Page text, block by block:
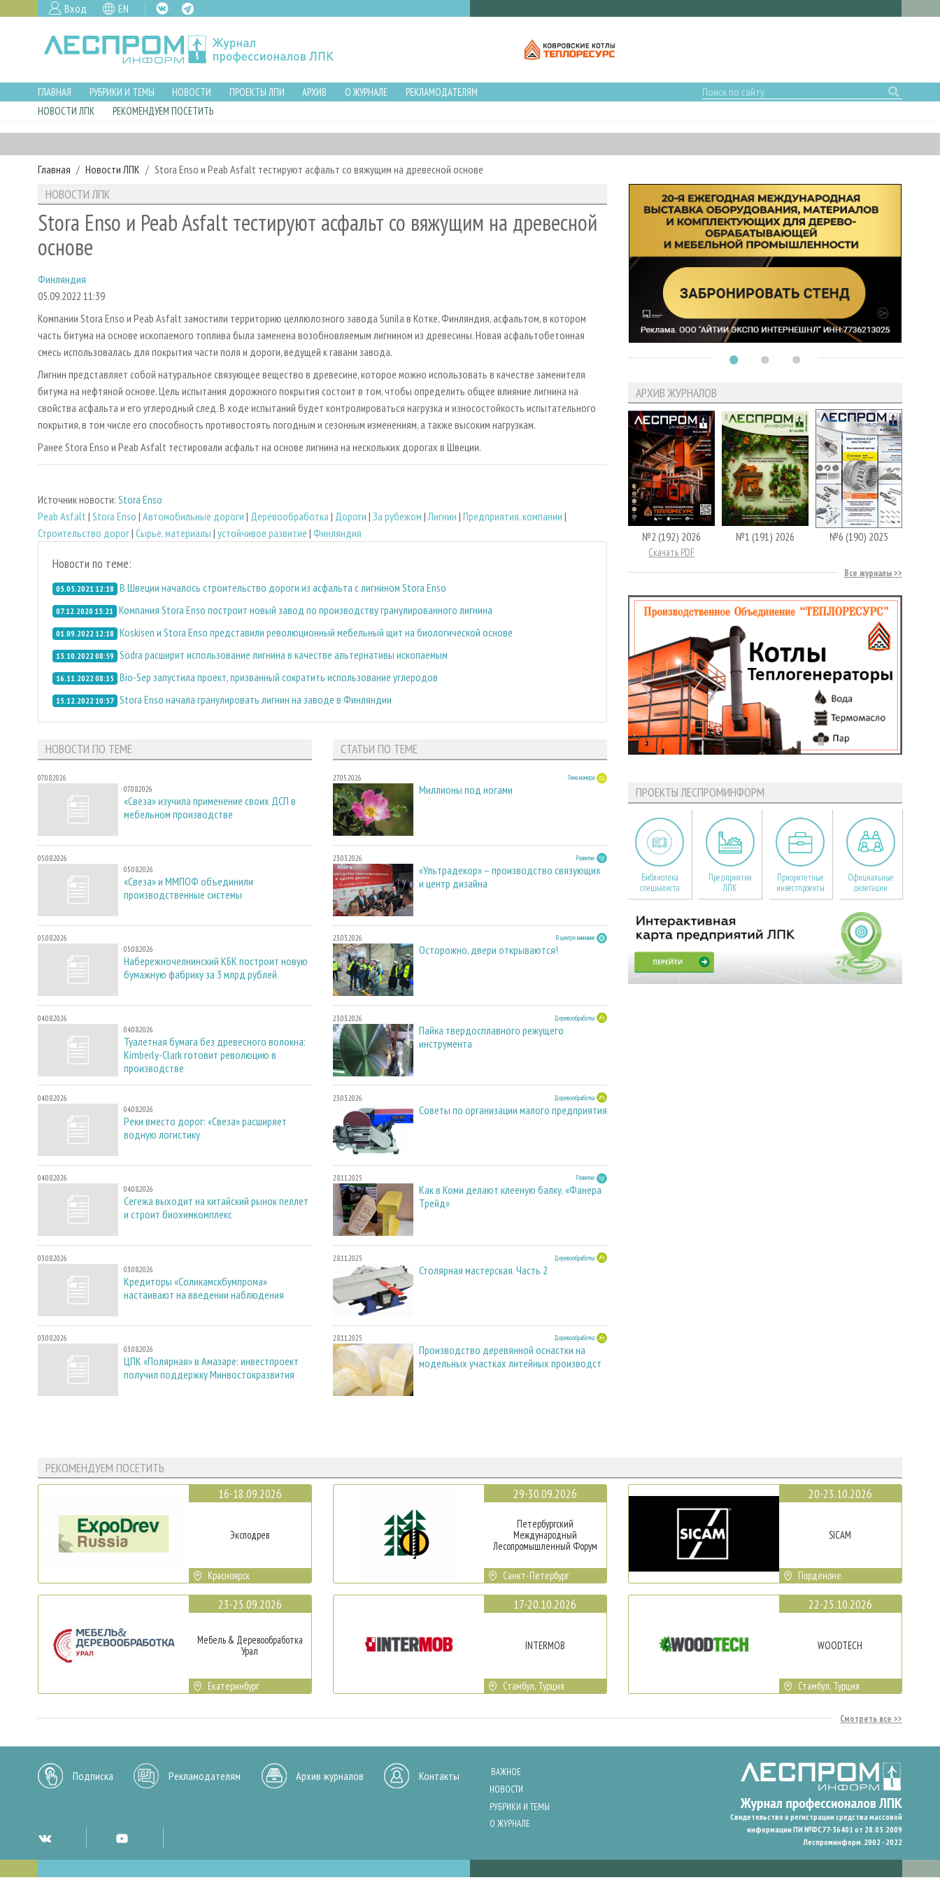
Вход EN
ГЛАВНАЯ РУБРИКИ И ТЕМЫ НОВОСТИ ПРОЕКТЫ ЛПИ АРХИВ О ЖУРНАЛЕ
РЕКЛАМОДАТЕЛЯМ
НОВОСТИ ЛПК
РЕКОМЕНДУЕМ ПОСЕТИТЬ
Главная Новости ЛПК Stora Enso и Peab Asfalt тестируют асфальт со вяжущим на древесной основе
НОВОСТИ ЛПК
Stora Enso и Peab Asfalt тестируют асфальт со вяжущим на древесной
основе
Финляндия
05.09.2022 11:39
Компании Stora Enso и Peab Asfalt замостили территорию целлюлозного завода Sunila в Котке, Финляндия, асфальтом, в котором
часть битума на основе ископаемого топлива была заменена возобновляемым лигнином из древесины. Новая асфальтобетонная
смесь использовалась для покрытия части поля и дороги, ведущей к гавани завода.
Лигнин представляет собой натуральное связующее вещество в древесине, которое можно использовать в качестве заменителя
битума на нефтяной основе. Цель испытания дорожного покрытия состоит в том, чтобы определить общее влияние лигнина на
свойства асфальта и его углеродный след. В ходе испытаний будет контролироваться нагрузка и износостойкость испытательного
покрытия, в том числе его способность противостоять погодным и сезонным изменениям, а также высоким нагрузкам.
Ранее Stora Enso и Peab Asfalt тестировали асфальт на основе лигнина на нескольких дорогах в Швеции.
Источник новости: Stora Enso
Peab Asfalt | Stora Enso | Автомобильные дороги | Деревообработка | Дороги | За рубежом | Лигнин | Предприятия, компании |
Строительство дорог| Сырье, материалы | устойчивое развитие | Финляндия
Новости по теме:
05.05.2021 12:18 В Швеции началось строительство дороги из асфальта с лигнином Stora Enso
07.12.2020 13:21 Компания Stora Enso построит новый завод по производству гранулированного лигнина
01.09.2022 12:18 Koskisen и Stora Enso представили революционный мебельный щит на биологической основе
13.10.2022 08:59 Södra расширит использование лигнина в качестве альтернативы ископаемым
16.11.2022 08:15 Bio-Sep запустила проект, призванный сократить использование углеродов
15.12.2022 10:57 Stora Enso начала гранулировать лигнин на заводе в Финляндии
НОВОСТИ ПО ТЕМЕ
07.08.2026
07.08.2026
«Свеза» изучила применение своих ДСП в
мебельном производстве
05.08.2026
05.08.2026
«Свеза» и ММПОФ объединили
производственные системы
05.08.2026
05.08.2026
Набережночелнинский КБК построит новую
бумажную фабрику за 3 млрд рублей
04.08.2026
04.08.2026
Туалетная бумага без древесного волокна:
Kimberly-Clark готовит революцию в
производстве
04.08.2026
04.08.2026
Реки вместо дорог: «Свеза» расширяет
водную логистику
04.08.2026
04.08.2026
Сегежа выходит на китайский рынок пеллет
и строит биохимкомплекс
03.08.2026
03.08.2026
Кредиторы «Соликамскбумпрома»
настаивают на введении наблюдения
03.08.2026
03.08.2026
ЦПК «Полярная» в Амазаре: инвестпроект
получил поддержку Минвостокразвития
СТАТЬИ ПО ТЕМЕ
27.05.2026 Тема номера
Миллионы под ногами
23.03.2026 Развитие
«Ультрадекор» – производство связующих
и центр дизайна
23.03.2026 В центре внимания
Осторожно, двери открываются!
23.03.2026 Деревообработка
Пайка твердосплавного режущего
инструмента
23.03.2026 Деревообработка
Советы по организации малого предприятия
28.11.2025 Развитие
Как в Коми делают клееную балку. «Фанера
Трейд»
28.11.2025 Деревообработка
Столярная мастерская. Часть 2
28.11.2025 Деревообработка
Производство деревянной оснастки на
модельных участках литейных производст
АРХИВ ЖУРНАЛОВ
№2 (192) 2026
Скачать PDF
№1 (191) 2026 №6 (190) 2025
Все журналы
ПРОЕКТЫ ЛЕСПРОМИНФОРМ
Библиотека
специалиста
Предприятия
ЛПК
Приоритетные
инвестпроекты
Официальные
делегации
РЕКОМЕНДУЕМ ПОСЕТИТЬ
16-18.09.2026
Эксподрев
Красноярск
23-25.09.2026
Мебель & Деревообработка
Урал
Екатеринбург
29-30.09.2026
Петербургский
Международный
Лесопромышленный Форум
Санкт-Петербург
17-20.10.2026
INTERMOB
Стамбул, Турция
20-23.10.2026
SICAM
Порденоне
22-25.10.2026
WOODTECH
Стамбул, Турция
Смотреть все
Подписка Рекламодателям Архив журналов Контакты
ВАЖНОЕ
НОВОСТИ
РУБРИКИ И ТЕМЫ
О ЖУРНАЛЕ
Свидетельство о регистрации средства массовой
информации ПИ №ФС77-36401 от 28.05.2009
Леспроминформ. 2002 - 2022